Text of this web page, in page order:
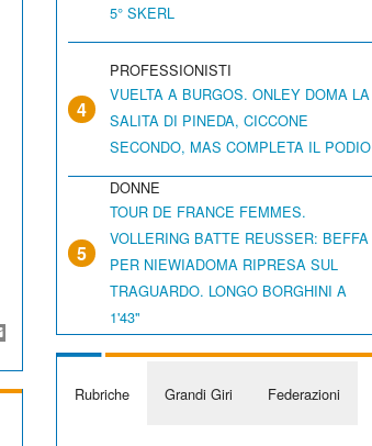
5° SKERL
4
PROFESSIONISTI
VUELTA A BURGOS. ONLEY DOMA LA
SALITA DI PINEDA, CICCONE
SECONDO, MAS COMPLETA IL PODIO
5
DONNE
TOUR DE FRANCE FEMMES.
VOLLERING BATTE REUSSER: BEFFA
PER NIEWIADOMA RIPRESA SUL
TRAGUARDO. LONGO BORGHINI A
1'43"
Rubriche Grandi Giri Federazioni